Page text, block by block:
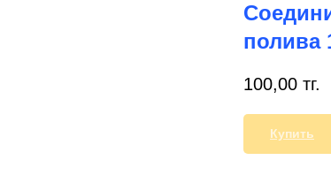
полива
100,00 тг.
Купить